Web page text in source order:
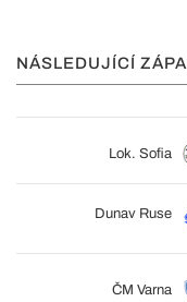
NÁSLEDUJÍCÍ
Lok. Sofia
Dunav Ruse
ČM Varna